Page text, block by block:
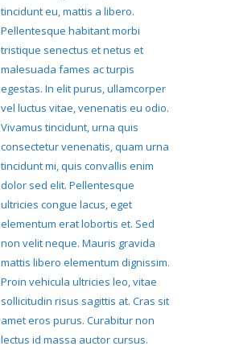
tincidunt eu, mattis a libero.
Pellentesque habitant morbi
tristique senectus et netus et
malesuada fames ac turpis
egestas. In elit purus, ullamcorper
vel luctus vitae, venenatis eu odio.
Vivamus tincidunt, urna quis
consectetur venenatis, quam urna
tincidunt mi, quis convallis enim
dolor sed elit. Pellentesque
ultricies congue lacus, eget
elementum erat lobortis et. Sed
non velit neque. Mauris gravida
mattis libero elementum dignissim.
Proin vehicula ultricies leo, vitae
sollicitudin risus sagittis at. Cras sit
amet eros purus. Curabitur non
lectus id massa auctor cursus.